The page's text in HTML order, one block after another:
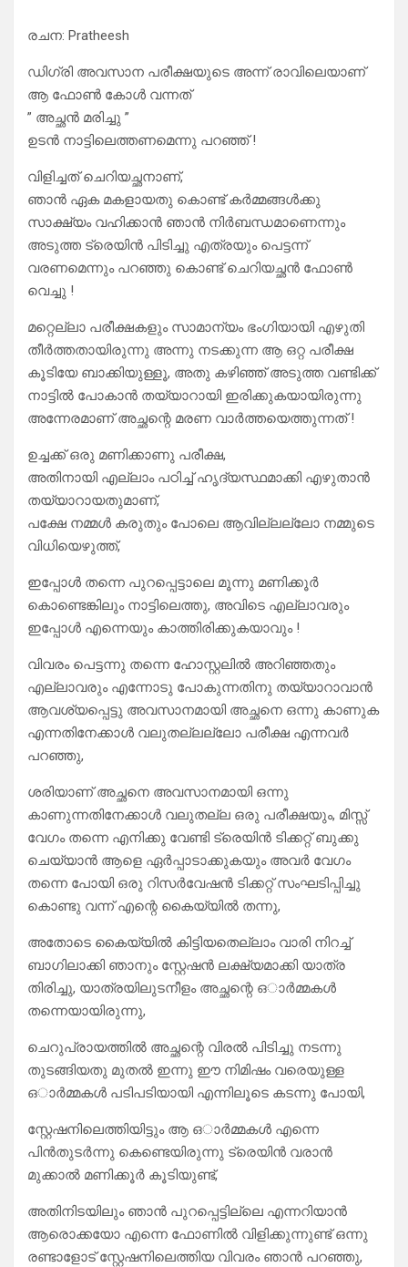
രചന: Pratheesh
ഡിഗ്രി അവസാന പരീക്ഷയുടെ അന്ന് രാവിലെയാണ്
ആ ഫോൺ കോൾ വന്നത്
” അച്ഛൻ മരിച്ചു ”
ഉടൻ നാട്ടിലെത്തണമെന്നു പറഞ്ഞ് !
വിളിച്ചത് ചെറിയച്ഛനാണ്,
ഞാൻ ഏക മകളായതു കൊണ്ട് കർമ്മങ്ങൾക്കു
സാക്ഷ്യം വഹിക്കാൻ ഞാൻ നിർബന്ധമാണെന്നും
അടുത്ത ട്രെയിൻ പിടിച്ചു എത്രയും പെട്ടന്ന്
വരണമെന്നും പറഞ്ഞു കൊണ്ട് ചെറിയച്ഛൻ ഫോൺ
വെച്ചു !
മറ്റെല്ലാ പരീക്ഷകളും സാമാന്യം ഭംഗിയായി എഴുതി
തീർത്തതായിരുന്നു അന്നു നടക്കുന്ന ആ ഒറ്റ പരീക്ഷ
കൂടിയേ ബാക്കിയുള്ളൂ, അതു കഴിഞ്ഞ് അടുത്ത വണ്ടിക്ക്
നാട്ടിൽ പോകാൻ തയ്യാറായി ഇരിക്കുകയായിരുന്നു
അന്നേരമാണ് അച്ഛന്റെ മരണ വാർത്തയെത്തുന്നത് !
ഉച്ചക്ക് ഒരു മണിക്കാണു പരീക്ഷ,
അതിനായി എല്ലാം പഠിച്ച് ഹൃദ്യസ്ഥമാക്കി എഴുതാൻ
തയ്യാറായതുമാണ്,
പക്ഷേ നമ്മൾ കരുതും പോലെ ആവില്ലല്ലോ നമ്മുടെ
വിധിയെഴുത്ത്,
ഇപ്പോൾ തന്നെ പുറപ്പെട്ടാലെ മൂന്നു മണിക്കൂർ
കൊണ്ടെങ്കിലും നാട്ടിലെത്തു, അവിടെ എല്ലാവരും
ഇപ്പോൾ എന്നെയും കാത്തിരിക്കുകയാവും !
വിവരം പെട്ടന്നു തന്നെ ഹോസ്റ്റലിൽ അറിഞ്ഞതും
എല്ലാവരും എന്നോടു പോകുന്നതിനു തയ്യാറാവാൻ
ആവശ്യപ്പെട്ടു അവസാനമായി അച്ഛനെ ഒന്നു കാണുക
എന്നതിനേക്കാൾ വലുതല്ലല്ലോ പരീക്ഷ എന്നവർ
പറഞ്ഞു,
ശരിയാണ് അച്ഛനെ അവസാനമായി ഒന്നു
കാണുന്നതിനേക്കാൾ വലുതല്ല ഒരു പരീക്ഷയും, മിസ്സ്
വേഗം തന്നെ എനിക്കു വേണ്ടി ട്രെയിൻ ടിക്കറ്റ് ബുക്കു
ചെയ്യാൻ ആളെ ഏർപ്പാടാക്കുകയും അവർ വേഗം
തന്നെ പോയി ഒരു റിസർവേഷൻ ടിക്കറ്റ് സംഘടിപ്പിച്ചു
കൊണ്ടു വന്ന് എന്റെ കൈയ്യിൽ തന്നു,
അതോടെ കൈയ്യിൽ കിട്ടിയതെല്ലാം വാരി നിറച്ച്
ബാഗിലാക്കി ഞാനും സ്റ്റേഷൻ ലക്ഷ്യമാക്കി യാത്ര
തിരിച്ചു, യാത്രയിലുടനീളം അച്ഛന്റെ ഒാർമ്മകൾ
തന്നെയായിരുന്നു,
ചെറുപ്രായത്തിൽ അച്ഛന്റെ വിരൽ പിടിച്ചു നടന്നു
തുടങ്ങിയതു മുതൽ ഇന്നു ഈ നിമിഷം വരെയുള്ള
ഒാർമ്മകൾ പടിപടിയായി എന്നിലൂടെ കടന്നു പോയി,
സ്റ്റേഷനിലെത്തിയിട്ടും ആ ഒാർമ്മകൾ എന്നെ
പിൻതുടർന്നു കെണ്ടെയിരുന്നു ട്രെയിൻ വരാൻ
മുക്കാൽ മണിക്കൂർ കൂടിയുണ്ട്,
അതിനിടയിലും ഞാൻ പുറപ്പെട്ടില്ലെ എന്നറിയാൻ
ആരൊക്കയോ എന്നെ ഫോണിൽ വിളിക്കുന്നുണ്ട് ഒന്നു
രണ്ടാളോട് സ്റ്റേഷനിലെത്തിയ വിവരം ഞാൻ പറഞ്ഞു,